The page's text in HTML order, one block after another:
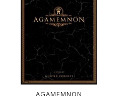
AGAMEMNON